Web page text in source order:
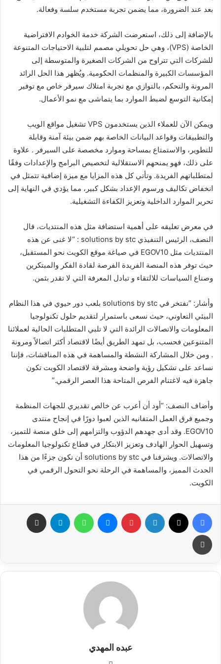
بعد عند الضرورة، مما يضمن تجربة مستخدم سلسة وفعالة.
بالإضافة إلى ذلك، استعرضت الشركة خدمة الخوادم الافتراضية
الخاصة (VPS)، وهي حل تحويلي مصمم لتلبية الاحتياجات المتنوعة
للشركات التي تتراوح من الشركات الصغيرة والمتوسطة إلى
المؤسسات الكبيرة والمنظمات الحكومية. ويُظهر هذا الحل الرائد
المرونة والتحكم، بالتوازي مع تجربة امتلاك سيرفر خاص مع توفير
إمكانية التوسع لضبط الموارد بما يتماشى مع نمو الأعمال.
ويمكن الآن للعملاء الذين يستخدمون VPS تشغيل مواقع الويب
والتطبيقات وقواعد البيانات الخاصة بهم ضمن بيئة آمنة وقابلة
للتطوير، والاستمتاع بمساحة وموارد مخصصة على السيرفر . علاوة
على ذلك، فهو يمنحهم الاستقلالية لتخصيص البرامج والإعدادات وفقًا
لمتطلباتهم الفريدة. وتأتي كل هذه المزايا مع ميزة إضافية تتمثل في
انخفاض تكاليف ورسوم الإعداد بشكل كبير، مما يؤدي في النهاية إلى
تحرير الموارد الداخلية وتعزيز الكفاءة التشغيلية.
في معرض تعليقه على أهمية استضافة مثل هذه المنتديات، قال
النصف، الرئيس التنفيذي solutions by stc : “لا غنى عن هذه
المنتديات مثل EGOV10 في صياغة موقع الكويت نحو المستقبل،
حيث توفر هذه المنصة الفريدة الفرصة لقادة الفكر والمبتكرين
وصناع السياسات للالتقاء و تبادل المعرفة التي لا تقدر بثمن.
وأشار: “نفتخر في solutions by stc بلعب دور حيوي في هذا النظام
البيئي التعاوني، حيث نسعى باستمرار لتقديم حلول تكنولوجيا
المعلومات والاتصالات الرائدة التي لا تلبي المتطلبات الحالية لعملائنا
المتنوعين فحسب، بل تمهد الطريق أيضًا لاقتصاد أكثر اتصالاً ومرونة
. ومن خلال المشاركة النشطة والمساهمة في هذه المناقشات، فإننا
نساعد على تشكيل رؤية واضحة ومشرقة لاقتصاد الكويت تكون
جاهزة فيه لاغتنام الفرص المتاحة هذا العصر الرقمي.”
وأضاف النصف: “أود أن أعرب عن خالص تقديري للجهات المنظمة
وجميع فرق العمل المتفانيه الذين لعبوا دورًا في إنجاح منتدى
EGOV10. وقد أدى جهدهم الدؤوب والتزامهم إلى خلق منصة للتميز،
وتسهيل الحوار الهادف وتعزيز الابتكار في قطاع تكنولوجيا المعلومات
والاتصالات. ويشرفنا في solutions by stc أن نكون جزءًا من هذا
الحدث المميز، والمساهمة في الرحلة نحو التحول الرقمي في
الكويت.
فيسبوك لينكدإن بينتيريست ماسنجر واتساب تيلقرام
طباعة
عبده المهدي